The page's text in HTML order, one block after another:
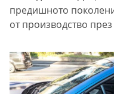
предишното
от производство през